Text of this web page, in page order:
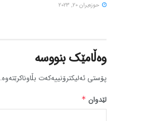
حوزه‌یران 20, 2023
وەڵامێک بنووسە
پۆستی ئەلیکترۆنییەکەت بڵاوناکرێتەوە.
لێدوان *